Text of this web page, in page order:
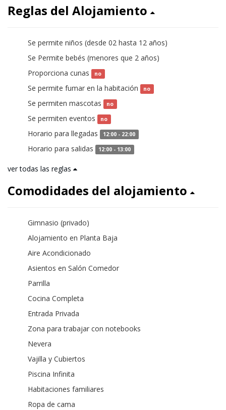
Reglas del Alojamiento
Se permite niños (desde 02 hasta 12 años)
Se Permite bebés (menores que 2 años)
Proporciona cunas no
Se permite fumar en la habitación no
Se permiten mascotas no
Se permiten eventos no
Horario para llegadas 12:00 - 22:00
Horario para salidas 12:00 - 13:00
ver todas las reglas
Comodidades del alojamiento
Gimnasio (privado)
Alojamiento en Planta Baja
Aire Acondicionado
Asientos en Salón Comedor
Parrilla
Cocina Completa
Entrada Privada
Zona para trabajar con notebooks
Nevera
Vajilla y Cubiertos
Piscina Infinita
Habitaciones familiares
Ropa de cama